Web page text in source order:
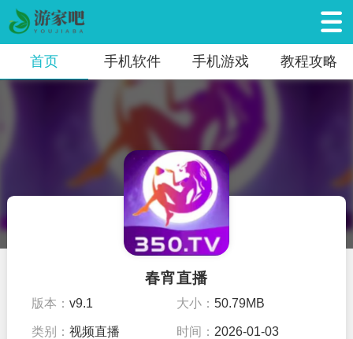
首页 手机软件 手机游戏 教程攻略
春宵直播
版本：v9.1 大小： 50.79MB
类别：视频直播 时间： 2026-01-03